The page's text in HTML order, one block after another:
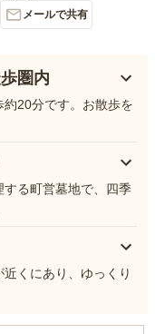
メールで共有
圏内
20分です。お散歩を
る町営墓地で、四季
くにあり、ゆっくり